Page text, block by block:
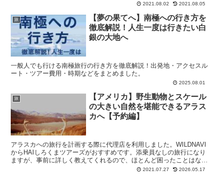
2021.08.02 2021.08.05
旅
【夢の果てへ】南極への行き方を
徹底解説！人生一度は行きたい白
銀の大地へ
一般人でも行ける南極旅行の行き方を徹底解説！出発地・アクセスル
ート・ツアー費用・時期などをまとめました。
2025.08.01
旅
【アメリカ】野生動物とスケール
の大きい自然を堪能できるアラス
カへ【予約編】
アラスカへの旅行を計画する際に代理店を利用しました。WILDNAVI
からHAIしろくまツアーズがおすすめです。添乗員なしの旅行になり
ますが、事前に詳しく教えてくれるので、ほとんど困ったことはなか
2021.07.27 2026.05.17